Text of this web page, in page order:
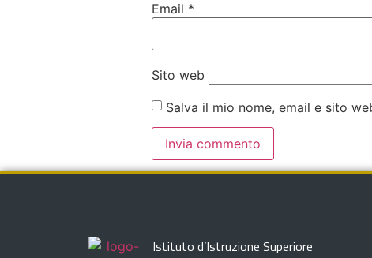
Email *
Sito web
Salva il mio nome, email e sito
Istituto d’Istruzione Superiore